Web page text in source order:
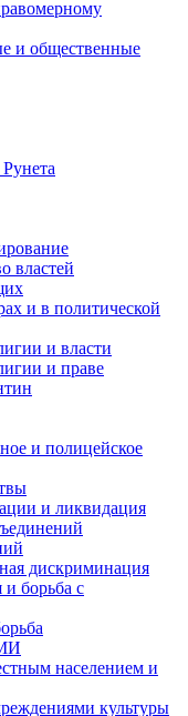
и общественные
властей
и в политической
и власти
и праве
и полицейское
и ликвидация
дискриминация
борьба с
населением и
культуры